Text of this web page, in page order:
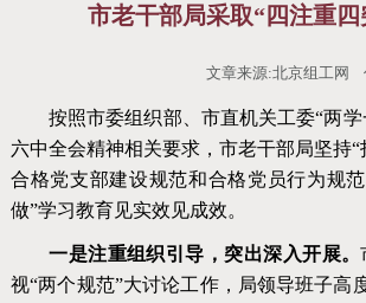
市老干部局采取“四注重
文章来源:北京组工网
按照市委组织部、市直机关工委“两
六中全会精神相关要求，市老干部局坚持
合格党支部建设规范和合格党员行为规
做”学习教育见实效见成效。
一是注重组织引导，突出深入开展。
视“两个规范”大讨论工作，局领导班子高